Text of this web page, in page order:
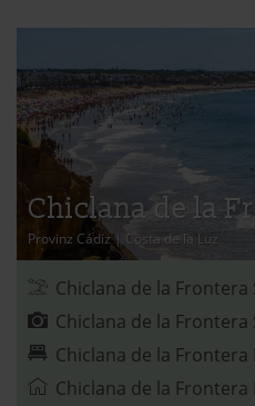
Chiclana de la
Provinz Cádiz| Costa de la Luz
Chiclana de la Frontera
Chiclana de la
Chiclana de la Frontera
Chiclana de la